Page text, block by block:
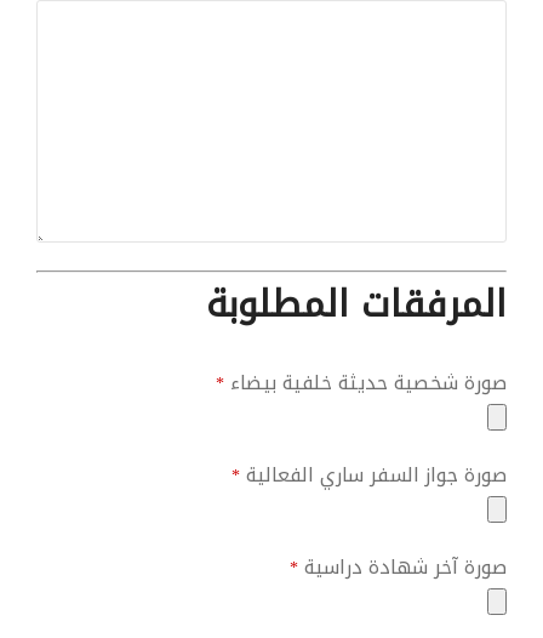
المرفقات المطلوبة
صورة شخصية حديثة خلفية بيضاء *
صورة جواز السفر ساري الفعالية*
صورة آخر شهادة دراسية*